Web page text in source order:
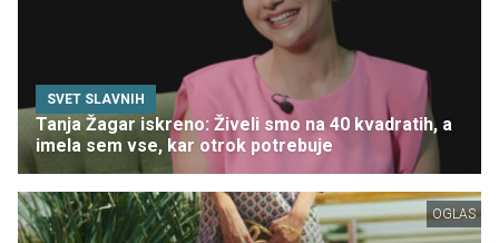
SVET SLAVNIH
Tanja Žagar iskreno: Živeli smo na 40 kvadratih, a
imela sem vse, kar otrok potrebuje
OGLAS